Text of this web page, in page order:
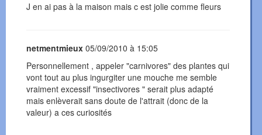
J en ai pas à la maison mais c est jolie comme fleurs
netmentmieux 05/09/2010 à 15:05
Personnellement , appeler "carnivores" des plantes qui
vont tout au plus ingurgiter une mouche me semble
vraiment excessif "insectivores " serait plus adapté
mais enlèverait sans doute de l'attrait (donc de la
valeur) a ces curiosités